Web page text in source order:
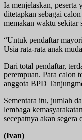
Ia menjelaskan, peserta
ditetapkan sebagai
memakan waktu sekitar
“Untuk pendaftar
Usia rata-rata anak
Dari total pendaftar,
perempuan. Para calon
anggota BPD
Sementara itu, jumlah
lembaga
secepatnya akan segera
(Ivan)